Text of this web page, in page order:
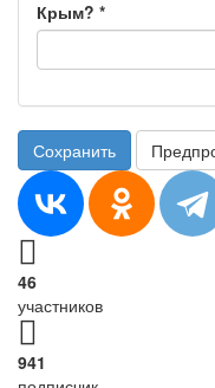
Крым? *
Сохранить
46
участников
941